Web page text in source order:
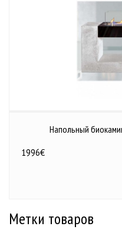
Напольный
1996€
Метки товаров